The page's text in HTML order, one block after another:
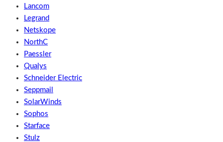
Lancom
Legrand
Netskope
NorthC
Paessler
Qualys
Schneider Electric
Seppmail
SolarWinds
Sophos
Starface
Stulz